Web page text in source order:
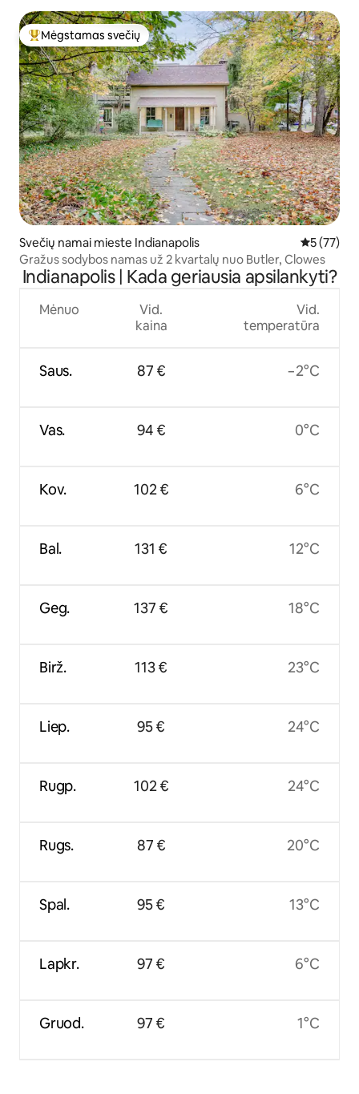
Svečių mėgstamiausias
Mėgstamas svečių
Svečių namai mieste Indianapolis Vidutinis
5 (77)
Gražus sodybos namas už 2 kvartalų nuo Butler, Clowes
Indianapolis | Kada geriausia apsilankyti?
Mėnuo
Saus.
Vas.
Kov.
Bal.
Geg.
Birž.
Liep.
Rugp.
Rugs.
Spal.
Lapkr.
Gruod.
Vid.
kaina
87 €
94 €
102 €
131 €
137 €
113 €
95 €
102 €
87 €
95 €
97 €
97 €
Vid.
temperatūra
−2°C
0°C
6°C
12°C
18°C
23°C
24°C
24°C
20°C
13°C
6°C
1°C